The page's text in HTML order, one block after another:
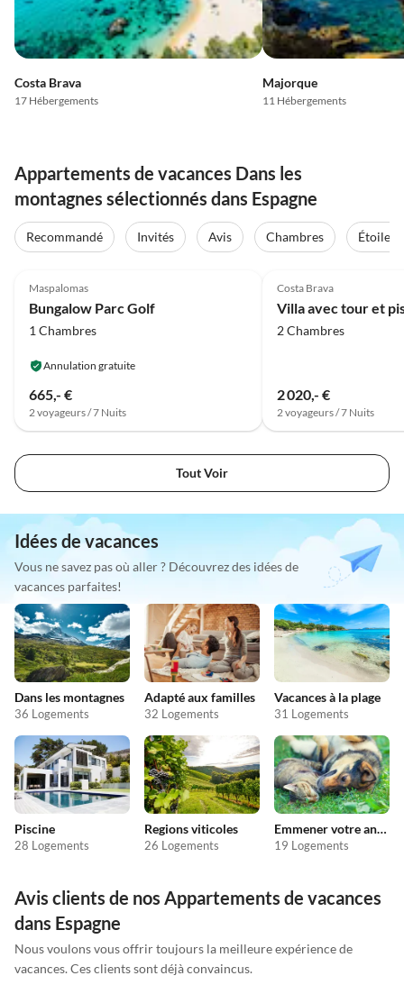
Costa Brava
17 Hébergements
Majorque
11 Hébergements
Appartements de vacances Dans les
montagnes sélectionnés dans Espagne
Recommandé Invités Avis Chambres
Étoiles
Maspalomas
Bungalow Parc Golf
1 Chambres
Annulation gratuite
665,- €
2 voyageurs / 7 Nuits
Costa Brava
2 Chambres
2 020,- €
2 voyageurs / 7 Nuits
Tout Voir
Idées de vacances
Vous ne savez pas où aller ? Découvrez des idées de
vacances parfaites!
Dans les montagnes
36 Logements
Adapté aux familles
32 Logements
Vacances à la plage
31 Logements
Piscine
28 Logements
Regions viticoles
26 Logements
Emmener votre animal en vacances
19 Logements
Avis clients de nos Appartements de vacances
dans Espagne
Nous voulons vous offrir toujours la meilleure expérience de
vacances. Ces clients sont déjà convaincus.